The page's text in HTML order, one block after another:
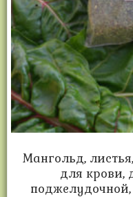
Мангольд,
для крови,